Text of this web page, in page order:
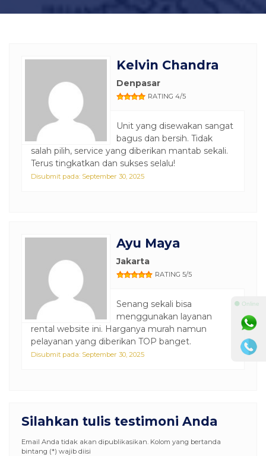
Kelvin Chandra
Denpasar
RATING 4/5
Unit yang disewakan sangat
bagus dan bersih. Tidak
salah pilih, service yang diberikan mantab sekali.
Terus tingkatkan dan sukses selalu!
Disubmit pada: September 30, 2025
Ayu Maya
Jakarta
RATING 5/5
Senang sekali bisa
menggunakan layanan
rental website ini. Harganya murah namun
pelayanan yang diberikan TOP banget.
Disubmit pada: September 30, 2025
Silahkan tulis testimoni Anda
Email Anda tidak akan dipublikasikan. Kolom yang bertanda
bintang (*) wajib diisi
⚫ Online